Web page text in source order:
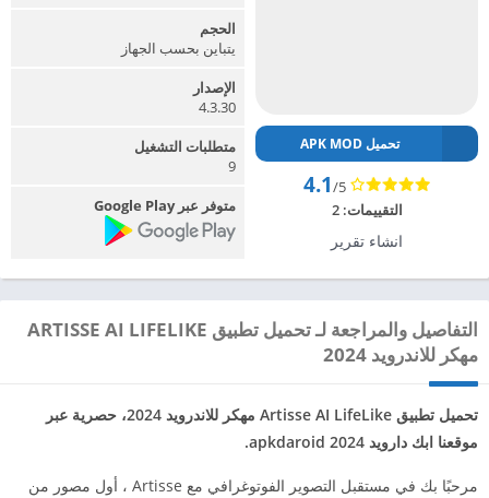
تحميل APK MOD
4.1/5
التقييمات:2
انشاء تقرير
الحجم
يتباين بحسب الجهاز
الإصدار
4.3.30
متطلبات التشغيل
9
متوفر عبر Google Play
التفاصيل والمراجعة لـ تحميل تطبيق ARTISSE AI LIFELIKE
مهكر للاندرويد 2024
تحميل تطبيق Artisse AI LifeLike مهكر للاندرويد 2024، حصرية عبر
موقعنا ابك دارويد 2024 apkdaroid.
مرحبًا بك في مستقبل التصوير الفوتوغرافي مع Artisse ، أول مصور من